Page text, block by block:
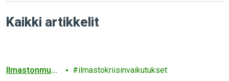
Kaikki artikkelit
Ilmastonmuut
ilmastokriisinvaikutukset